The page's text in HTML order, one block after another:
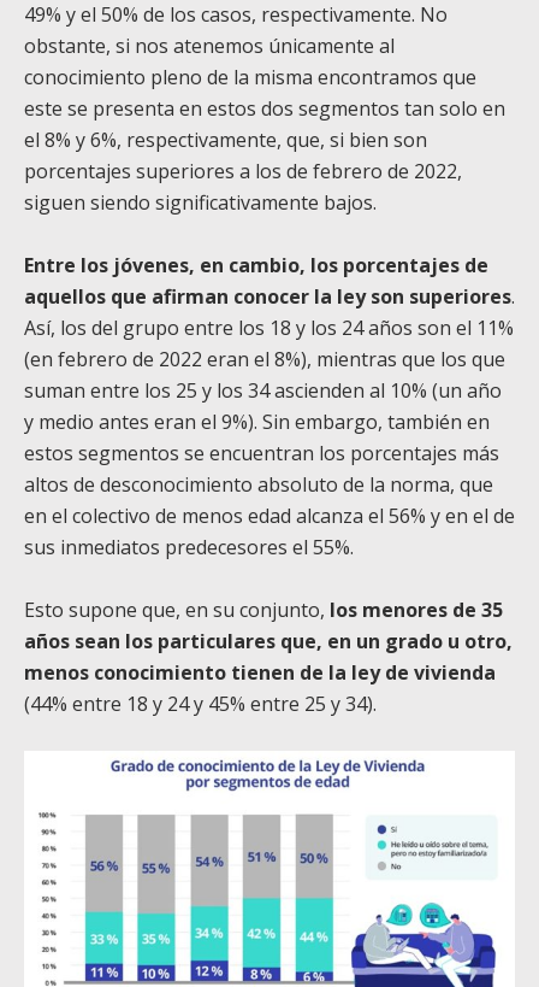
49% y el 50% de los casos, respectivamente. No
obstante, si nos atenemos únicamente al
conocimiento pleno de la misma encontramos que
este se presenta en estos dos segmentos tan solo en
el 8% y 6%, respectivamente, que, si bien son
porcentajes superiores a los de febrero de 2022,
siguen siendo significativamente bajos.
Entre los jóvenes, en cambio, los porcentajes de
aquellos que afirman conocer la ley son superiores.
Así, los del grupo entre los 18 y los 24 años son el 11%
(en febrero de 2022 eran el 8%), mientras que los que
suman entre los 25 y los 34 ascienden al 10% (un año
y medio antes eran el 9%). Sin embargo, también en
estos segmentos se encuentran los porcentajes más
altos de desconocimiento absoluto de la norma, que
en el colectivo de menos edad alcanza el 56% y en el de
sus inmediatos predecesores el 55%.
Esto supone que, en su conjunto, los menores de 35
años sean los particulares que, en un grado u otro,
menos conocimiento tienen de la ley de vivienda
(44% entre 18 y 24 y 45% entre 25 y 34).